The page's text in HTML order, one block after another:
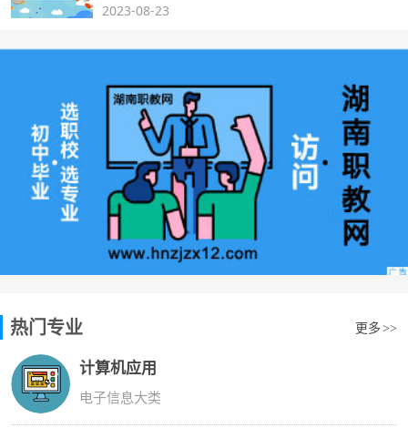
2023-08-23
热门专业 更多 >>
计算机应用
电子信息大类